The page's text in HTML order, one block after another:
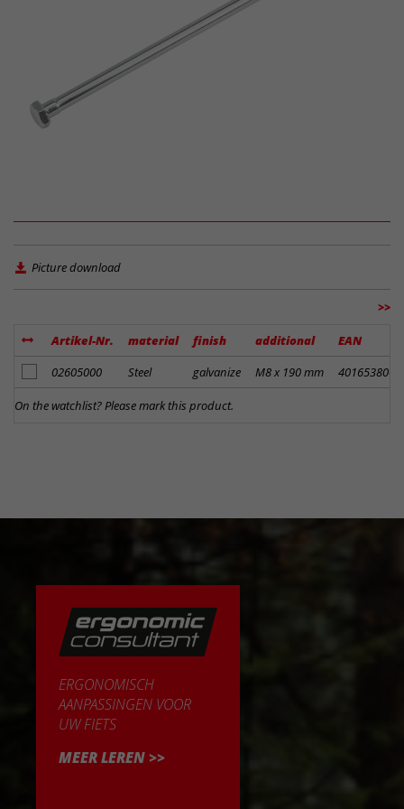
Picture download
>>
Artikel-Nr. material finish additional
EAN
add to notes
02605000 Steel galvanize M8 x 190 mm
On the watchlist? Please mark this product.
ERGONOMISCH
AANPASSINGEN VOOR
UW FIETS
MEER LEREN >>